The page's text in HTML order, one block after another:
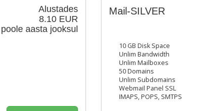
Alustades
8.10 EUR
aasta jooksul
Mail-SILVER
10 GB Disk Space
Unlim Bandwidth
Unlim Mailboxes
50 Domains
Unlim Subdomains
Webmail Panel SSL
IMAPS, POPS, SMTPS